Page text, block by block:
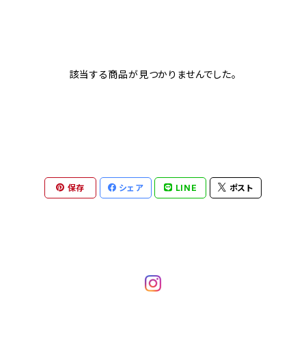
該当する商品が見つかりませんでした。
保存 シェア LINE ポスト